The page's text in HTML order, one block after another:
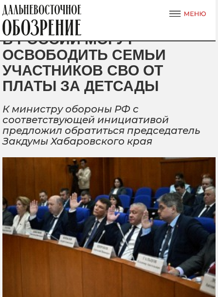
В РОССИИ МОГУТ
ОСВОБОДИТЬ СЕМЬИ
УЧАСТНИКОВ СВО ОТ
ПЛАТЫ ЗА ДЕТСАДЫ
К министру обороны РФ с
соответствующей инициативой
предложил обратиться председатель
Закдумы Хабаровского края